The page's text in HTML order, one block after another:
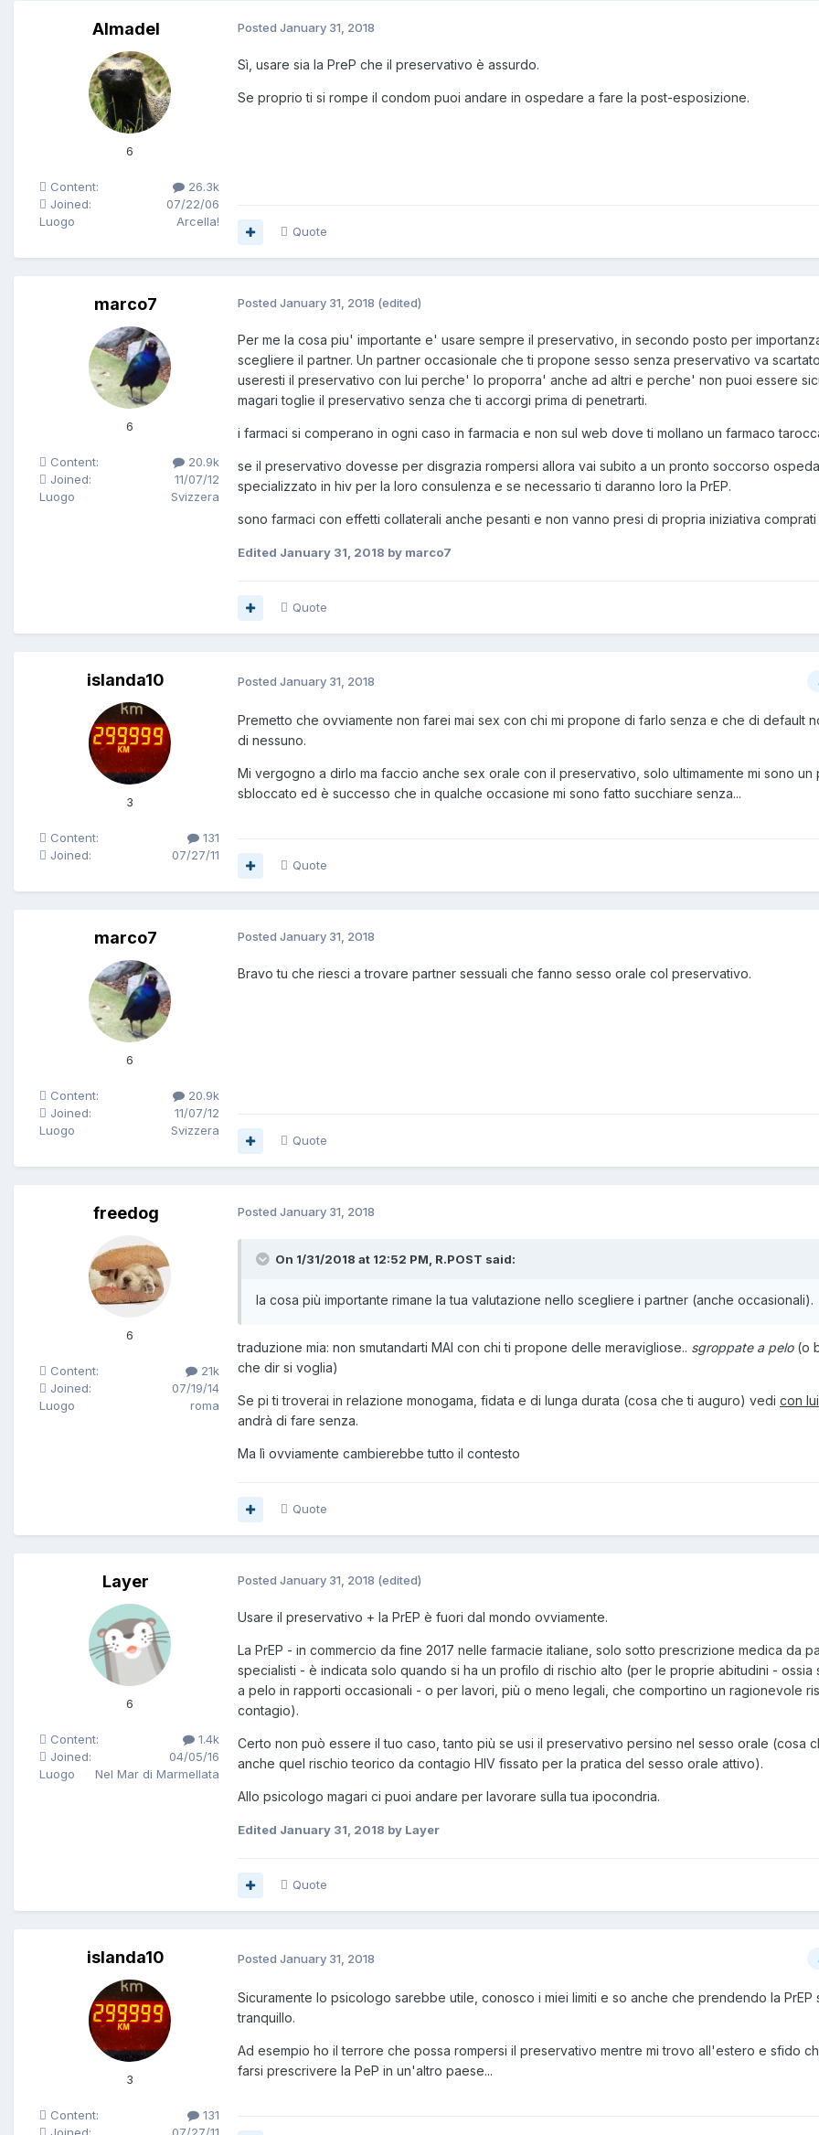
Almadel
6
Content:
26.3k
Joined:
07/22/06
Luogo
Arcella!
Posted January 31, 2018
Sì, usare sia la PreP che il preservativo è assurdo.
Se proprio ti si rompe il condom puoi andare in ospedare a fare la post-esposizione.
Quote
marco7
6
Content:
20.9k
Joined:
11/07/12
Luogo
Svizzera
Posted January 31, 2018 (edited)
Per me la cosa piu' importante e' usare sempre il preservativo, in secondo posto per
scegliere il partner. Un partner occasionale che ti propone sesso senza preservativo va
useresti il preservativo con lui perche' lo proporra' anche ad altri e perche' non puoi essere
magari toglie il preservativo senza che ti accorgi prima di penetrarti.
i farmaci si comperano in ogni caso in farmacia e non sul web dove ti mollano un farmaco
se il preservativo dovesse per disgrazia rompersi allora vai subito a un pronto soccorso
specializzato in hiv per la loro consulenza e se necessario ti daranno loro la PrEP.
sono farmaci con effetti collaterali anche pesanti e non vanno presi di propria iniziativa comprati
Edited January 31, 2018 by marco7
Quote
islanda10
3
Content:
131
Joined:
07/27/11
Posted January 31, 2018
Premetto che ovviamente non farei mai sex con chi mi propone di farlo senza e che di default
di nessuno.
Mi vergogno a dirlo ma faccio anche sex orale con il preservativo, solo ultimamente mi sono un
sbloccato ed è successo che in qualche occasione mi sono fatto succhiare senza...
Quote
marco7
6
Content:
20.9k
Joined:
11/07/12
Luogo
Svizzera
Posted January 31, 2018
Bravo tu che riesci a trovare partner sessuali che fanno sesso orale col preservativo.
Quote
freedog
6
Content:
21k
Joined:
07/19/14
Luogo
roma
Posted January 31, 2018
On 1/31/2018 at 12:52 PM, R.POST said:
la cosa più importante rimane la tua valutazione nello scegliere i partner (anche occasionali).
traduzione mia: non smutandarti MAI con chi ti propone delle meravigliose.. sgroppate a pelo(o
che dir si voglia)
Se pi ti troverai in relazione monogama, fidata e di lunga durata (cosa che ti auguro) vedi con lui
andrà di fare senza.
Ma lì ovviamente cambierebbe tutto il contesto
Quote
Layer
6
Content:
1.4k
Joined:
04/05/16
Luogo
Nel Mar di Marmellata
Posted January 31, 2018 (edited)
Usare il preservativo + la PrEP è fuori dal mondo ovviamente.
La PrEP - in commercio da fine 2017 nelle farmacie italiane, solo sotto prescrizione medica da
specialisti - è indicata solo quando si ha un profilo di rischio alto (per le proprie abitudini - ossia
a pelo in rapporti occasionali - o per lavori, più o meno legali, che comportino un ragionevole
contagio).
Certo non può essere il tuo caso, tanto più se usi il preservativo persino nel sesso orale (cosa
anche quel rischio teorico da contagio HIV fissato per la pratica del sesso orale attivo).
Allo psicologo magari ci puoi andare per lavorare sulla tua ipocondria.
Edited January 31, 2018 by Layer
Quote
islanda10
3
Content:
131
Posted January 31, 2018
Sicuramente lo psicologo sarebbe utile, conosco i miei limiti e so anche che prendendo la PrEP
tranquillo.
Ad esempio ho il terrore che possa rompersi il preservativo mentre mi trovo all'estero e sfido
farsi prescrivere la PeP in un'altro paese...